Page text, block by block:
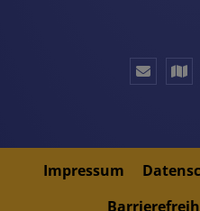
Impressum